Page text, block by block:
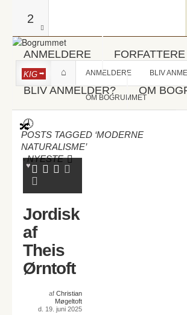
2
ANMELDERE FORFATTERE
BLIV ANMELDER? OM
KIG ANMELDERE BLIV
OM BOGRUMMET
POSTS TAGGED ‘MODERNE
NATURALISME’
-NYESTE
Jordisk
af
Theis
Ørntoft
af Christian
Møgeltoft
d. 19. juni 2025